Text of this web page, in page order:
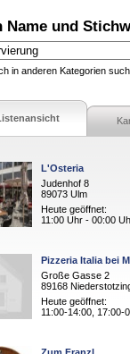
Name und
in anderen Kategorien
L'Osteria
Judenhof 8
89073 Ulm
Heute geöffnet:
11:00 Uhr - 00:00
Pizzeria Italia bei
Große Gasse 2
89168
Heute geöffnet:
11:00-14:00, 17:00-